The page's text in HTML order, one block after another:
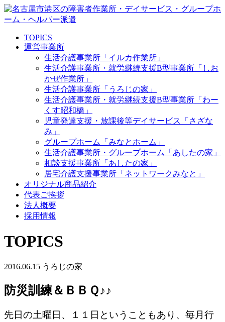
TOPICS
運営事業所
生活介護事業所「イルカ作業所」
生活介護事業所・就労継続支援B型事業所「しお
かぜ作業所」
生活介護事業所「うろじの家」
生活介護事業所・就労継続支援B型事業所「わー
くす昭和橋」
児童発達支援・放課後等デイサービス「さざな
み」
グループホーム「みなとホーム」
生活介護事業所・グループホーム「あしたの家」
相談支援事業所「あしたの家」
居宅介護支援事業所「ネットワークみなと」
オリジナル商品紹介
代表ご挨拶
法人概要
採用情報
TOPICS
2016.06.15 うろじの家
防災訓練＆ＢＢＱ♪♪
先日の土曜日、１１日ということもあり、毎月行